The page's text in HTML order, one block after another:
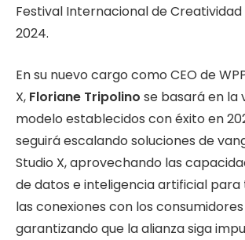
Festival Internacional de Creatividad
2024.
En su nuevo cargo como CEO de
X, Floriane Tripolino se basará en la
modelo establecidos con éxito en
seguirá escalando soluciones de
Studio X, aprovechando las
de datos e inteligencia artificial
las conexiones con los
garantizando que la alianza siga